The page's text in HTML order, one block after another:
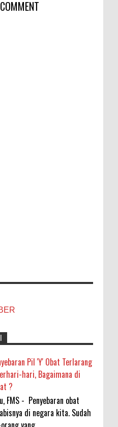
Pil 'Y' Obat Terlarang
hari, Bagaimana di
?
FMS - Penyebaran obat
di negara kita. Sudah